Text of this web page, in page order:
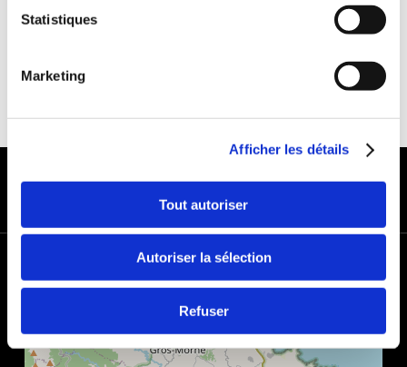
Statistiques
Marketing
Afficher les détails
Tout autoriser
Autoriser la sélection
Refuser
−